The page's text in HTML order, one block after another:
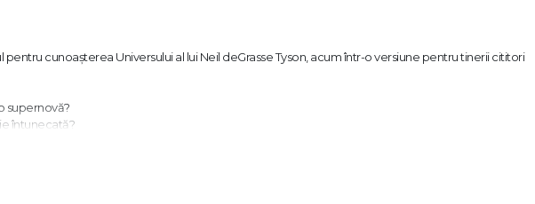
pentru cunoașterea Universului al lui Neil deGrasse Tyson, acum într-o versiune pentru tinerii cititori
supernovă?
întunecată?